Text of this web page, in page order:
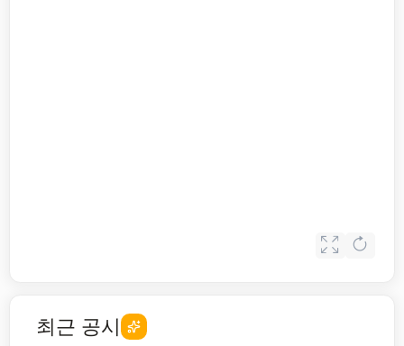
최근 공시